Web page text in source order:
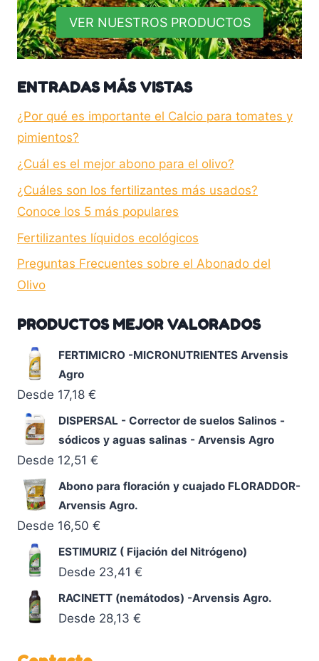
VER NUESTROS PRODUCTOS
ENTRADAS MÁS VISTAS
¿Por qué es importante el Calcio para tomates y
pimientos?
¿Cuál es el mejor abono para el olivo?
¿Cuáles son los fertilizantes más usados?
Conoce los 5 más populares
Fertilizantes líquidos ecológicos
Preguntas Frecuentes sobre el Abonado del
Olivo
PRODUCTOS MEJOR VALORADOS
FERTIMICRO -MICRONUTRIENTES Arvensis
Agro
Desde 17,18 €
DISPERSAL - Corrector de suelos Salinos -
sódicos y aguas salinas - Arvensis Agro
Desde 12,51 €
Abono para floración y cuajado FLORADDOR-
Arvensis Agro.
Desde 16,50 €
ESTIMURIZ ( Fijación del Nitrógeno)
Desde 23,41 €
RACINETT (nemátodos) -Arvensis Agro.
Desde 28,13 €